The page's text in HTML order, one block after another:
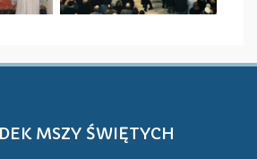
MSZY ŚWIĘTYCH